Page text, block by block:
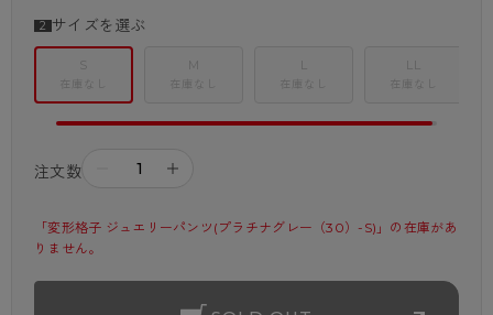
サイズを選ぶ
在庫なし
M
在庫なし
L
在庫なし
LL
在庫なし
注文数 ＋
「変形格子 ジュエリーパンツ(プラチナグレー（30）-S)」の在庫があ
りません。